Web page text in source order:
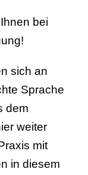
bei
sich an
Sprache
dem
weiter
mit
in diesem